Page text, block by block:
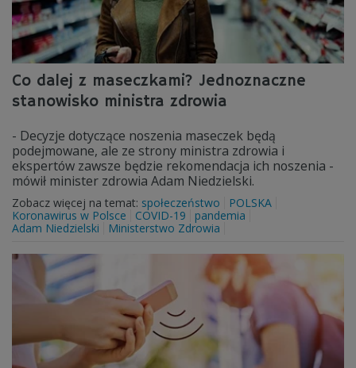
Co dalej z maseczkami? Jednoznaczne
stanowisko ministra zdrowia
- Decyzje dotyczące noszenia maseczek będą
podejmowane, ale ze strony ministra zdrowia i
ekspertów zawsze będzie rekomendacja ich noszenia -
mówił minister zdrowia Adam Niedzielski.
Zobacz więcej na temat: społeczeństwo
POLSKA
Koronawirus w Polsce
COVID-19
pandemia
Adam Niedzielski
Ministerstwo Zdrowia